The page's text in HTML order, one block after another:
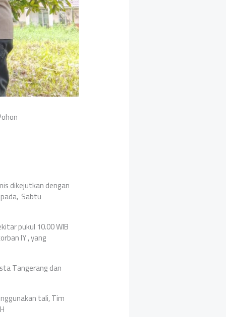
dikejutkan dengan
Sabtu
pukul 10.00 WIB
IY , yang
Tangerang dan
tali, Tim